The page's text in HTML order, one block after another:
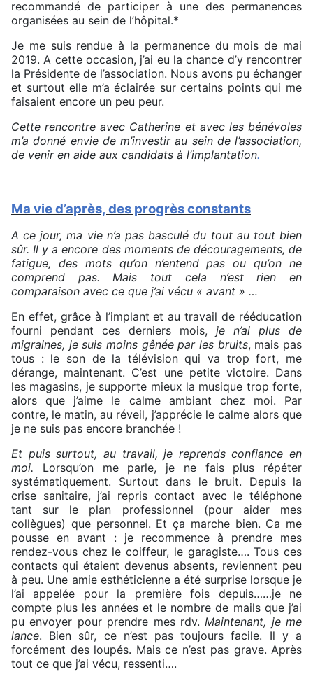
recommandé de participer à une des permanences
organisées au sein de l’hôpital.*
Je me suis rendue à la permanence du mois de mai
2019. A cette occasion, j’ai eu la chance d’y rencontrer
la Présidente de l’association. Nous avons pu échanger
et surtout elle m’a éclairée sur certains points qui me
faisaient encore un peu peur.
Cette rencontre avec Catherine et avec les bénévoles
m’a donné envie de m’investir au sein de l’association,
de venir en aide aux candidats à l’implantation.
Ma vie d’après, des progrès constants
A ce jour, ma vie n’a pas basculé du tout au tout bien
sûr. Il y a encore des moments de découragements, de
fatigue, des mots qu’on n’entend pas ou qu’on ne
comprend pas. Mais tout cela n’est rien en
comparaison avec ce que j’ai vécu « avant » …
En effet, grâce à l’implant et au travail de rééducation
fourni pendant ces derniers mois, je n’ai plus de
migraines, je suis moins gênée par les bruits, mais pas
tous : le son de la télévision qui va trop fort, me
dérange, maintenant. C’est une petite victoire. Dans
les magasins, je supporte mieux la musique trop forte,
alors que j’aime le calme ambiant chez moi. Par
contre, le matin, au réveil, j’apprécie le calme alors que
je ne suis pas encore branchée !
Et puis surtout, au travail, je reprends confiance en
moi. Lorsqu’on me parle, je ne fais plus répéter
systématiquement. Surtout dans le bruit. Depuis la
crise sanitaire, j’ai repris contact avec le téléphone
tant sur le plan professionnel (pour aider mes
collègues) que personnel. Et ça marche bien. Ca me
pousse en avant : je recommence à prendre mes
rendez-vous chez le coiffeur, le garagiste…. Tous ces
contacts qui étaient devenus absents, reviennent peu
à peu. Une amie esthéticienne a été surprise lorsque je
l’ai appelée pour la première fois depuis……je ne
compte plus les années et le nombre de mails que j’ai
pu envoyer pour prendre mes rdv.Maintenant, je me
lance. Bien sûr, ce n’est pas toujours facile. Il y a
forcément des loupés. Mais ce n’est pas grave. Après
tout ce que j’ai vécu, ressenti….